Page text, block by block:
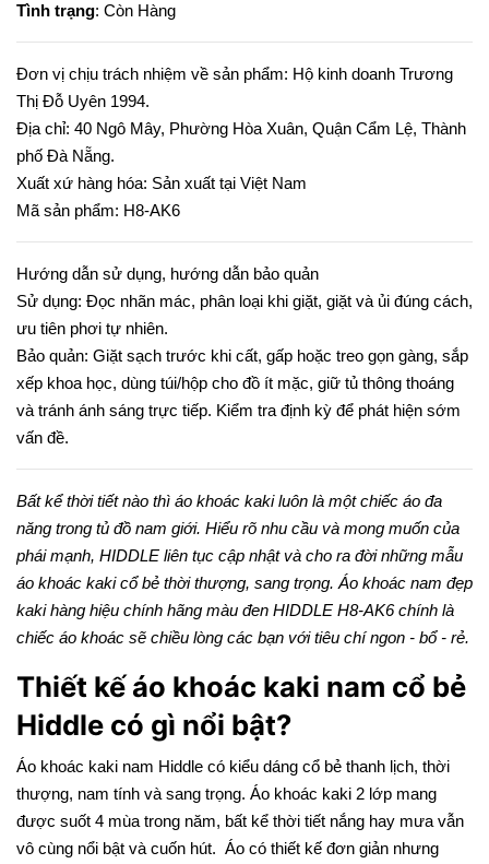
Tình trạng: Còn Hàng
Đơn vị chịu trách nhiệm về sản phẩm: Hộ kinh doanh Trương
Thị Đỗ Uyên 1994.
Địa chỉ: 40 Ngô Mây, Phường Hòa Xuân, Quận Cẩm Lệ, Thành
phố Đà Nẵng.
Xuất xứ hàng hóa: Sản xuất tại Việt Nam
Mã sản phẩm: H8-AK6
Hướng dẫn sử dụng, hướng dẫn bảo quản
Sử dụng: Đọc nhãn mác, phân loại khi giặt, giặt và ủi đúng cách,
ưu tiên phơi tự nhiên.
Bảo quản: Giặt sạch trước khi cất, gấp hoặc treo gọn gàng, sắp
xếp khoa học, dùng túi/hộp cho đồ ít mặc, giữ tủ thông thoáng
và tránh ánh sáng trực tiếp. Kiểm tra định kỳ để phát hiện sớm
vấn đề.
Bất kể thời tiết nào thì áo khoác kaki luôn là một chiếc áo đa
năng trong tủ đồ nam giới. Hiểu rõ nhu cầu và mong muốn của
phái mạnh, HIDDLE liên tục cập nhật và cho ra đời những mẫu
áo khoác kaki cổ bẻ thời thượng, sang trọng. Áo khoác nam đẹp
kaki hàng hiệu chính hãng màu đen HIDDLE H8-AK6 chính là
chiếc áo khoác sẽ chiều lòng các bạn với tiêu chí ngon - bổ - rẻ.
Thiết kế áo khoác kaki nam cổ bẻ
Hiddle có gì nổi bật?
Áo khoác kaki nam Hiddle có kiểu dáng cổ bẻ thanh lịch, thời
thượng, nam tính và sang trọng. Áo khoác kaki 2 lớp mang
được suốt 4 mùa trong năm, bất kể thời tiết nắng hay mưa vẫn
vô cùng nổi bật và cuốn hút. Áo có thiết kế đơn giản nhưng